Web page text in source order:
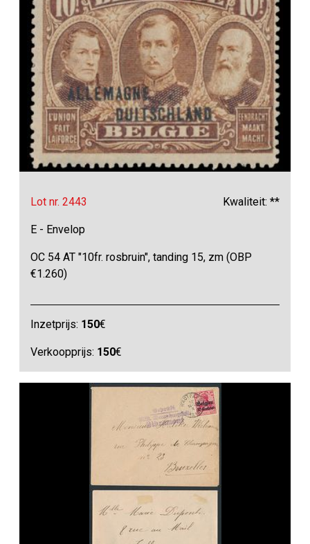
Lot nr. 2443 Kwaliteit: **
E - Envelop
OC 54 AT "10fr. rosbruin", tanding 15, zm (OBP
€1.260)
Inzetprijs: 150€
Verkoopprijs: 150€